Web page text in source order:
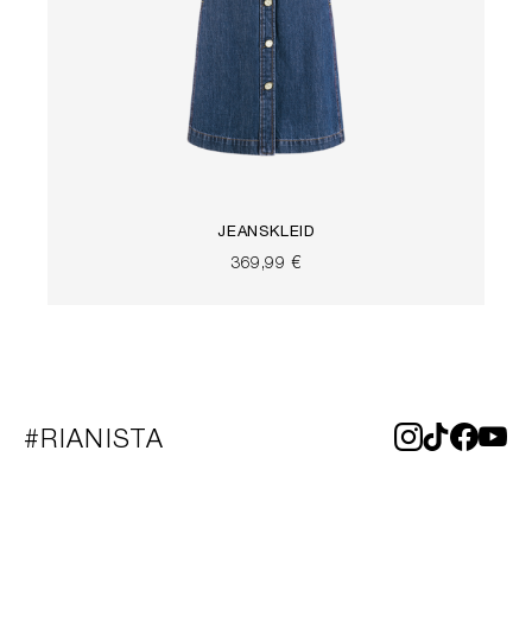
JEANSKLEID
369,99 €
#RIANISTA